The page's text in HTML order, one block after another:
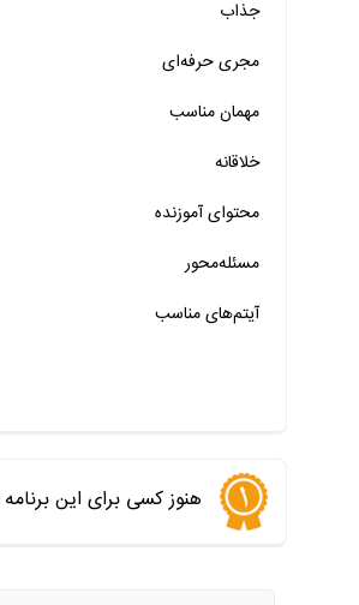
خیر تقریبا
خیر
خیر
خیر تقریبا
خیر
جذاب
مجری حرفه‌ای
مهمان‌ مناسب
خلاقانه
محتوای آموزنده
مسئله‌محور
آیتم‌های مناسب
هنوز کسی برای این